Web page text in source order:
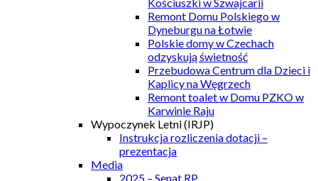
Remont Domu Polskiego w
Dyneburgu na Łotwie
Polskie domy w Czechach
odzyskują świetność
Przebudowa Centrum dla Dzieci i
Kaplicy na Węgrzech
Remont toalet w Domu PZKO w
Karwinie Raju
Wypoczynek Letni (IRJP)
Instrukcja rozliczenia dotacji –
prezentacja
Media
2025 – Senat RP